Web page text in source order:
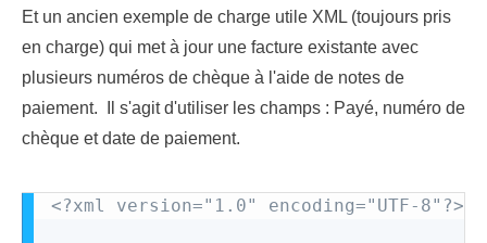
Et un ancien exemple de charge utile XML (toujours pris
en charge) qui met à jour une facture existante avec
plusieurs numéros de chèque à l'aide de notes de
paiement. Il s'agit d'utiliser les champs : Payé, numéro de
chèque et date de paiement.
<?xml version="1.0" encoding="UTF-8"?>